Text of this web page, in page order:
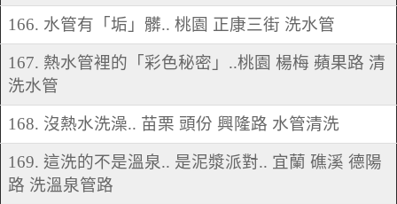
166. 水管有「垢」髒.. 桃園 正康三街 洗水管
167. 熱水管裡的「彩色秘密」..桃園 楊梅 蘋果路 清
洗水管
168. 沒熱水洗澡.. 苗栗 頭份 興隆路 水管清洗
169. 這洗的不是溫泉.. 是泥漿派對.. 宜蘭 礁溪 德陽
路 洗溫泉管路